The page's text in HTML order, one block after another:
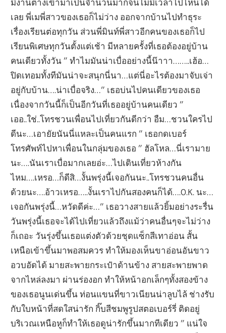
มีงานต่างเข้ามาเป็นจำนวนมากจนไม่มีเวลาไปไหนได้
เลย พี่เมพี่สาวของเธอก็ไม่ว่าง ออกจากบ้านไปทำธุระ
เรื่องเรียนต่อทุกวัน ส่วนพี่มินท์พี่สาวอีกคนของเธอก็ไป
เรียนพิเศษทุกวันตั้งแต่เช้า มีหลายครั้งที่เธอต้องอยู่บ้าน
คนเดียวทั้งวัน ” ทำไมมันน่าเบื่ออย่างนี้น๊าาา……..เฮ้อ…
ปิดเทอมทั้งทีมันน่าจะสนุกนี่นา…แต่นี่อะไรต้องมาจับเจ่า
อยู่กับบ้าน….น่าเบื่อจริง…” เธอบ่นไปคนเดียวของเธอ
เนื่องจากวันนี้ก็เป็นอีกวันที่เธออยู่บ้านคนเดียว ”
เออ..ใช่..โทรชวนเพื่อนไปเที่ยวกันดีกว่า อืม…ชวนใครไป
ดีนะ…เอายัยนันนี่แหละเป็นคนแรก ” เธอกดเบอร์
โทรศัพท์ไปหาเพื่อนในกลุ่มของเธอ ” ฮัลโหล…นี่เรามาย
นะ….นันเราเบื่อมากเลยอ่ะ…ไปเดินเที่ยวห้างกัน
ไหม….เหรอ…ก็ดีสิ…งั้นพรุ่งนี้เจอกันนะ..โทรชวนคนอื่น
ด้วยนะ….อ้าวเหรอ…..งั้นเราไปกันสองคนก็ได้….O.K. นะ…
เจอกันพรุ่งนี้…หวัดดีค่ะ…” เธอวางสายแล้วยิ้มอย่างระรื่น
วันพรุ่งนี้เธอจะได้ไปเที่ยวแล้วถึงแม้ว่าคนอื่นๆจะไม่ว่าง
ก็เถอะ วันรุ่งขึ้นเธอแต่งตัวด้วยชุดแซ็กสีเทาอ่อน สั้น
เหนือเข้าขึ้นมาพอสมควร ทำให้มองเห็นขาอ่อนอันขาว
อวบอัดได้ มายสะพายกระเป๋าด้านข้าง สายสะพายพาด
จากไหล่ลงมา ผ่านร่องอก ทำให้หน้าอกเล็กๆทั้งสองข้าง
ของเธอนูนเด่นขึ้น ท่อนแขนที่ขาวเนียนน่าลูบไล้ ช่างรับ
กับใบหน้าที่สดใสน่ารัก กิ๊บสีชมพูรูปสตอเบอร์รี่ ติดอยู่
บริเวณเหนือหูก็ทำให้เธอดูน่ารักขึ้นมากทีเดียว ” แน่ใจ